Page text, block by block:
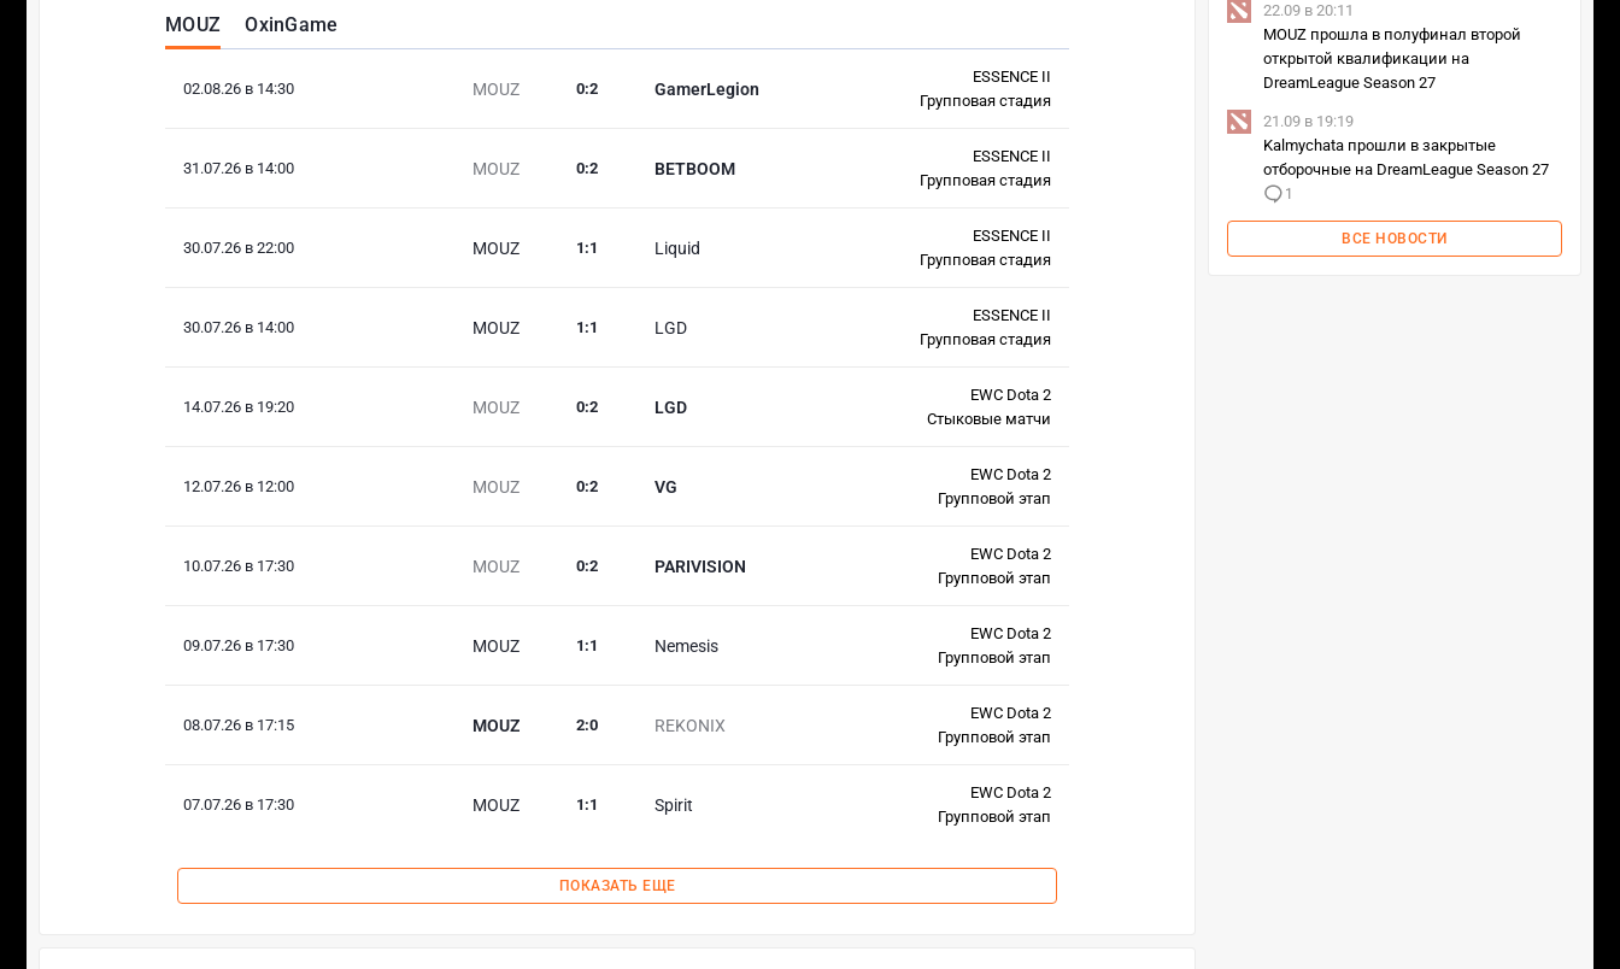
MOUZ OxinGame
02.08.26 в 14:30 MOUZ GamerLegion
0:2
ESSENCE II
Групповая стадия
31.07.26 в 14:00 MOUZ BETBOOM
0:2
ESSENCE II
Групповая стадия
30.07.26 в 22:00 MOUZ Liquid
1 :1
ESSENCE II
Групповая стадия
30.07.26 в 14:00 MOUZ LGD
1 :1
ESSENCE II
Групповая стадия
14.07.26 в 19:20 MOUZ LGD
0:2
EWC Dota 2
Стыковые матчи
12.07.26 в 12:00 MOUZ VG
0:2
EWC Dota 2
Групповой этап
10.07.26 в 17:30 MOUZ PARIVISION
0:2
EWC Dota 2
Групповой этап
09.07.26 в 17:30 MOUZ Nemesis
1 :1
EWC Dota 2
Групповой этап
08.07.26 в 17:15 MOUZ REKONIX
2:0
EWC Dota 2
Групповой этап
07.07.26 в 17:30 MOUZ Spirit
1 :1
EWC Dota 2
Групповой этап
ПОКАЗАТЬ ЕЩЕ
22.09 в 20:11
MOUZ прошла в полуфинал второй
открытой квалификации на
DreamLeague Season 27
21.09 в 19:19
Kalmychata прошли в закрытые
отборочные на DreamLeague Season 27
1
ВСЕ НОВОСТИ